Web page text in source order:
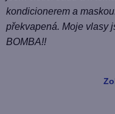
kondicionerem a
překvapená. Moje vlasy
BOMBA!!